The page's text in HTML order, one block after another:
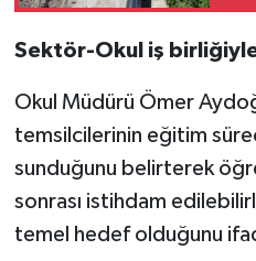
Sektör-Okul iş
Okul Müdürü Ömer
temsilcilerinin eğitim
sunduğunu belirterek
sonrası istihdam
temel hedef olduğunu